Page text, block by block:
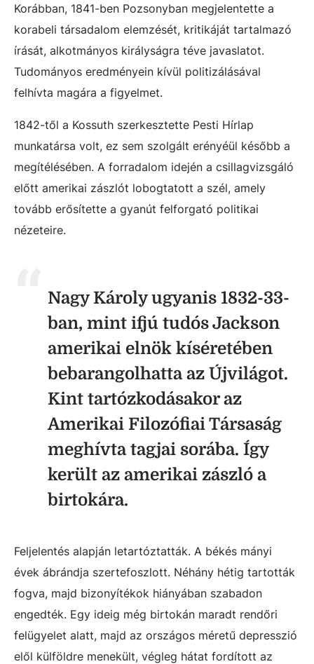
Korábban, 1841-ben Pozsonyban megjelentette a
korabeli társadalom elemzését, kritikáját tartalmazó
írását, alkotmányos királyságra téve javaslatot.
Tudományos eredményein kívül politizálásával
felhívta magára a figyelmet.
1842-től a Kossuth szerkesztette Pesti Hírlap
munkatársa volt, ez sem szolgált erényéül később a
megítélésében. A forradalom idején a csillagvizsgáló
előtt amerikai zászlót lobogtatott a szél, amely
tovább erősítette a gyanút felforgató politikai
nézeteire.
Nagy Károly ugyanis 1832-33-
ban, mint ifjú tudós Jackson
amerikai elnök kíséretében
bebarangolhatta az Újvilágot.
Kint tartózkodásakor az
Amerikai Filozófiai Társaság
meghívta tagjai sorába. Így
került az amerikai zászló a
birtokára.
Feljelentés alapján letartóztatták. A békés mányi
évek ábrándja szertefoszlott. Néhány hétig tartották
fogva, majd bizonyítékok hiányában szabadon
engedték. Egy ideig még birtokán maradt rendőri
felügyelet alatt, majd az országos méretű depresszió
elől külföldre menekült, végleg hátat fordított az